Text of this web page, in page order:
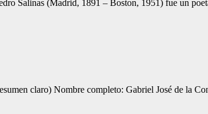
Salinas (Madrid, 1891 – Boston, 1951) fue un
claro) Nombre completo: Gabriel José de la